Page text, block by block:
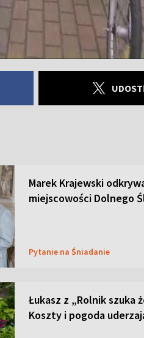
Marek Krajewski
miejscowości Dolnego
Pytanie na Śniadanie
Łukasz z „Rolnik szuka
Koszty i pogoda